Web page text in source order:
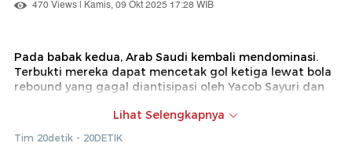
470 Views | Kamis, 09 Okt 2025 17:28 WIB
Pada babak kedua, Arab Saudi kembali mendominasi.
Terbukti mereka dapat mencetak gol ketiga lewat bola
rebound yang gagal diantisipasi oleh Yacob Sayuri dan
Albrikan. Pada menit-88 Indonesia berhasil cetak gol
kedua melalui eksekusi penalti Kevin Diks. Seluruh gol
Indonesia di pertandingan ini berasal dari titik putih.
Lihat Selengkapnya
Tim 20detik - 20DETIK